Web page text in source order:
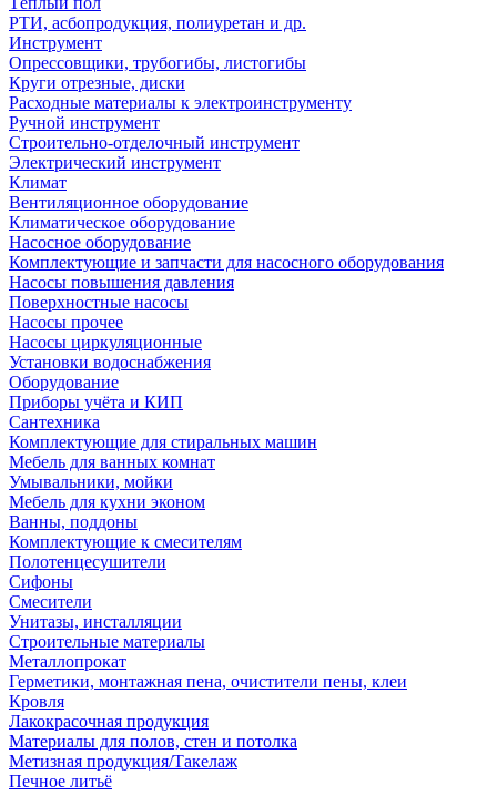
РТИ, асбопродукция, полиуретан и др.
Инструмент
Опрессовщики, трубогибы, листогибы
Круги отрезные, диски
Расходные материалы к электроинструменту
Ручной инструмент
Строительно-отделочный инструмент
Электрический инструмент
Климат
Вентиляционное оборудование
Климатическое оборудование
Насосное оборудование
Комплектующие и запчасти для насосного оборудования
Насосы повышения давления
Поверхностные насосы
Насосы прочее
Насосы циркуляционные
Установки водоснабжения
Оборудование
Приборы учёта и КИП
Сантехника
Комплектующие для стиральных машин
Мебель для ванных комнат
Умывальники, мойки
Мебель для кухни эконом
Ванны, поддоны
Комплектующие к смесителям
Полотенцесушители
Сифоны
Смесители
Унитазы, инсталляции
Строительные материалы
Металлопрокат
Герметики, монтажная пена, очистители пены, клеи
Кровля
Лакокрасочная продукция
Материалы для полов, стен и потолка
Метизная продукция/Такелаж
Печное литьё